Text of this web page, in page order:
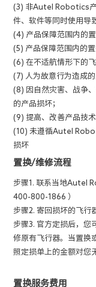
(3) 非Autel Robotics
件、软件等同时使用导
(4) 产品保障范围内的
(5) 产品保障范围内的
(6) 在不适航情形下的
(7) 人为故意行为造成的
(8) 因自然灾害、战争
的产品损坏；
(9) 提高、改善产品技
(10) 未遵循Autel
损坏
置换/维修流程
步骤1. 联系当地Autel
400-800-1866 ）
步骤2. 寄回损坏的飞行
步骤3. 官方定损后，您
修原有飞行器。当置
照定损单上的金额对您
置换服务费用